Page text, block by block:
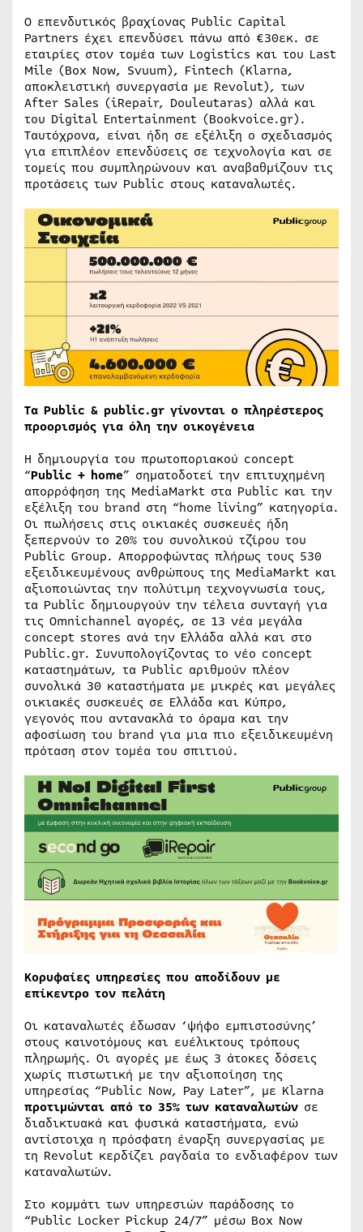
Ο επενδυτικός βραχίονας Public Capital
Partners έχει επενδύσει πάνω από €30εκ. σε
εταιρίες στον τομέα των Logistics και του Last
Mile (Box Now, Svuum), Fintech (Klarna,
αποκλειστική συνεργασία με Revolut), των
After Sales (iRepair, Douleutaras) αλλά και
του Digital Entertainment (Bookvoice.gr).
Ταυτόχρονα, είναι ήδη σε εξέλιξη ο σχεδιασμός
για επιπλέον επενδύσεις σε τεχνολογία και σε
τομείς που συμπληρώνουν και αναβαθμίζουν τις
προτάσεις των Public στους καταναλωτές.
Τα Public & public.gr γίνονται ο πληρέστερος
προορισμός για όλη την οικογένεια
Η δημιουργία του πρωτοποριακού concept
“Public + home” σηματοδοτεί την επιτυχημένη
απορρόφηση της MediaMarkt στα Public και την
εξέλιξη του brand στη “home living” κατηγορία.
Οι πωλήσεις στις οικιακές συσκευές ήδη
ξεπερνούν το 20% του συνολικού τζίρου του
Public Group. Απορροφώντας πλήρως τους 530
εξειδικευμένους ανθρώπους της MediaMarkt και
αξιοποιώντας την πολύτιμη τεχνογνωσία τους,
τα Public δημιουργούν την τέλεια συνταγή για
τις Omnichannel αγορές, σε 13 νέα μεγάλα
concept stores ανά την Ελλάδα αλλά και στο
Public.gr. Συνυπολογίζοντας το νέο concept
καταστημάτων, τα Public αριθμούν πλέον
συνολικά 30 καταστήματα με μικρές και μεγάλες
οικιακές συσκευές σε Ελλάδα και Κύπρο,
γεγονός που αντανακλά το όραμα και την
αφοσίωση του brand για μια πιο εξειδικευμένη
πρόταση στον τομέα του σπιτιού.
Κορυφαίες υπηρεσίες που αποδίδουν με
επίκεντρο τον πελάτη
Οι καταναλωτές έδωσαν ‘ψήφο εμπιστοσύνης’
στους καινοτόμους και ευέλικτους τρόπους
πληρωμής. Οι αγορές με έως 3 άτοκες δόσεις
χωρίς πιστωτική με την αξιοποίηση της
υπηρεσίας “Public Now, Pay Later”, με Klarna
προτιμώνται από το 35% των καταναλωτών σε
διαδικτυακά και φυσικά καταστήματα, ενώ
αντίστοιχα η πρόσφατη έναρξη συνεργασίας με
τη Revolut κερδίζει ραγδαία το ενδιαφέρον των
καταναλωτών.
Στο κομμάτι των υπηρεσιών παράδοσης το
“Public Locker Pickup 24/7” μέσω Box Now